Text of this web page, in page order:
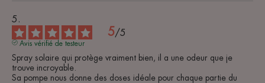
5/5
Avis vérifié de testeur
Spray solaire qui protège vraiment bien, il a une odeur que je
trouve incroyable.
Sa pompe nous donne des doses idéale pour chaque partie du